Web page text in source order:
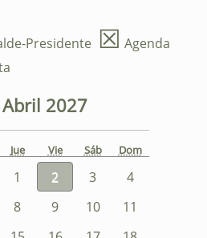
Presidente ☒ Agenda
Abril 2027
Jue Vie Sáb Dom
1 2 3
4
8 9 10
11